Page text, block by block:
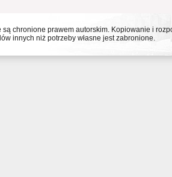
chronione prawem autorskim. Kopiowanie i
innych niż potrzeby własne jest zabronione.